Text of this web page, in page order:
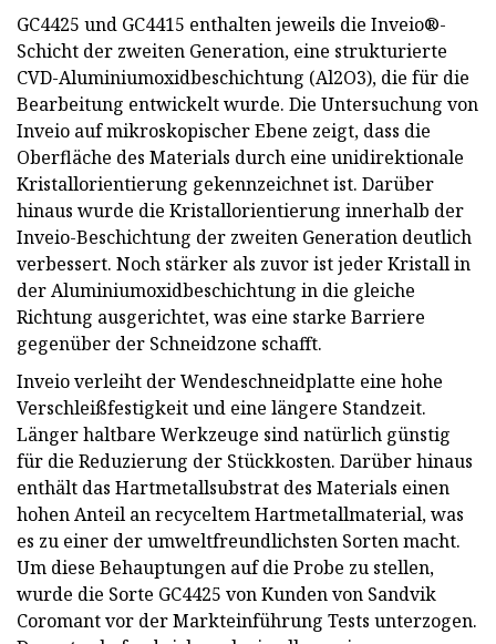
GC4425 und GC4415 enthalten jeweils die Inveio®-
Schicht der zweiten Generation, eine strukturierte
CVD-Aluminiumoxidbeschichtung (Al2O3), die für die
Bearbeitung entwickelt wurde. Die Untersuchung von
Inveio auf mikroskopischer Ebene zeigt, dass die
Oberfläche des Materials durch eine unidirektionale
Kristallorientierung gekennzeichnet ist. Darüber
hinaus wurde die Kristallorientierung innerhalb der
Inveio-Beschichtung der zweiten Generation deutlich
verbessert. Noch stärker als zuvor ist jeder Kristall in
der Aluminiumoxidbeschichtung in die gleiche
Richtung ausgerichtet, was eine starke Barriere
gegenüber der Schneidzone schafft.
Inveio verleiht der Wendeschneidplatte eine hohe
Verschleißfestigkeit und eine längere Standzeit.
Länger haltbare Werkzeuge sind natürlich günstig
für die Reduzierung der Stückkosten. Darüber hinaus
enthält das Hartmetallsubstrat des Materials einen
hohen Anteil an recyceltem Hartmetallmaterial, was
es zu einer der umweltfreundlichsten Sorten macht.
Um diese Behauptungen auf die Probe zu stellen,
wurde die Sorte GC4425 von Kunden von Sandvik
Coromant vor der Markteinführung Tests unterzogen.